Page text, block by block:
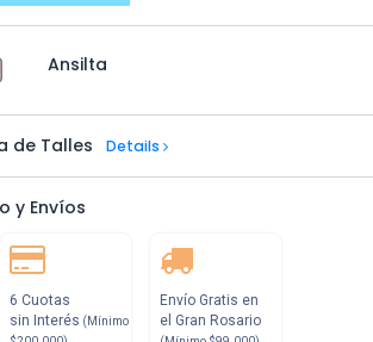
Ansilta
de Talles Details
y Envíos
6 Cuotas
sin Interés (Mínimo
Envío Gratis en
el Gran Rosario